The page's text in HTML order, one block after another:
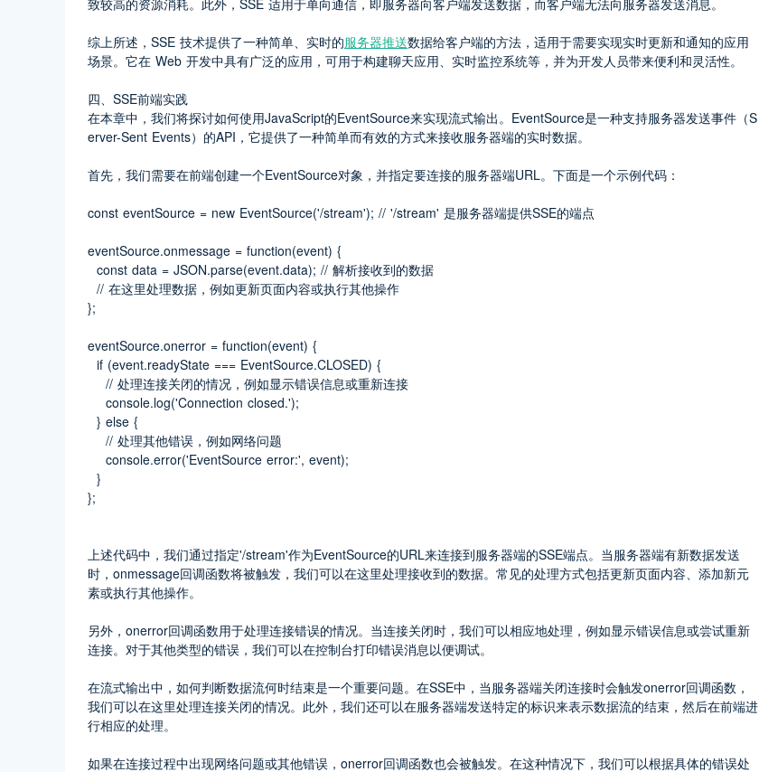
致较高的资源消耗。此外，SSE 适用于单向通信，即服务器向客户端发送数据，而客户端无法向服务器发送消息。
综上所述，SSE 技术提供了一种简单、实时的服务器推送数据给客户端的方法，适用于需要实现实时更新和通知的应用
场景。它在 Web 开发中具有广泛的应用，可用于构建聊天应用、实时监控系统等，并为开发人员带来便利和灵活性。
四、SSE前端实践
在本章中，我们将探讨如何使用JavaScript的EventSource来实现流式输出。EventSource是一种支持服务器发送事件（S
erver-Sent Events）的API，它提供了一种简单而有效的方式来接收服务器端的实时数据。
首先，我们需要在前端创建一个EventSource对象，并指定要连接的服务器端URL。下面是一个示例代码：
const eventSource = new EventSource('/stream'); // '/stream' 是服务器端提供SSE的端点
eventSource.onmessage = function(event) {
  const data = JSON.parse(event.data); // 解析接收到的数据
  // 在这里处理数据，例如更新页面内容或执行其他操作
};
eventSource.onerror = function(event) {
  if (event.readyState === EventSource.CLOSED) {
    // 处理连接关闭的情况，例如显示错误信息或重新连接
    console.log('Connection closed.');
  } else {
    // 处理其他错误，例如网络问题
    console.error('EventSource error:', event);
  }
};
上述代码中，我们通过指定'/stream'作为EventSource的URL来连接到服务器端的SSE端点。当服务器端有新数据发送
时，onmessage回调函数将被触发，我们可以在这里处理接收到的数据。常见的处理方式包括更新页面内容、添加新元
素或执行其他操作。
另外，onerror回调函数用于处理连接错误的情况。当连接关闭时，我们可以相应地处理，例如显示错误信息或尝试重新
连接。对于其他类型的错误，我们可以在控制台打印错误消息以便调试。
在流式输出中，如何判断数据流何时结束是一个重要问题。在SSE中，当服务器端关闭连接时会触发onerror回调函数，
我们可以在这里处理连接关闭的情况。此外，我们还可以在服务器端发送特定的标识来表示数据流的结束，然后在前端进
行相应的处理。
如果在连接过程中出现网络问题或其他错误，onerror回调函数也会被触发。在这种情况下，我们可以根据具体的错误处